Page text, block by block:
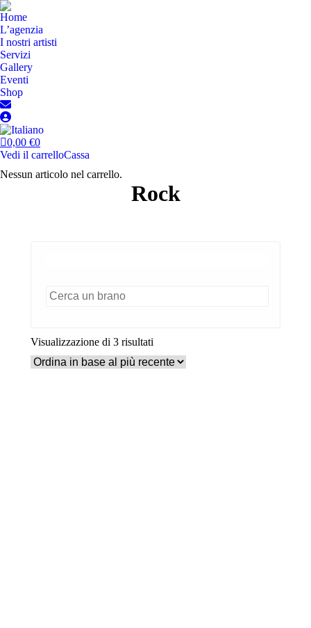
Home
L’agenzia
I nostri artisti
Servizi
Gallery
Eventi
Shop
0,00 €0
Vedi il carrelloCassa
Nessun articolo nel carrello.
Rock
Visualizzazione di 3 risultati
in
base